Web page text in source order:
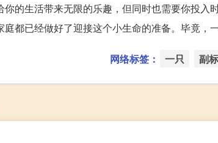
你的生活带来无限的乐趣，但同时也需要你投
都已经做好了迎接这个小生命的准备。毕竟，
网络标签： 一只 副